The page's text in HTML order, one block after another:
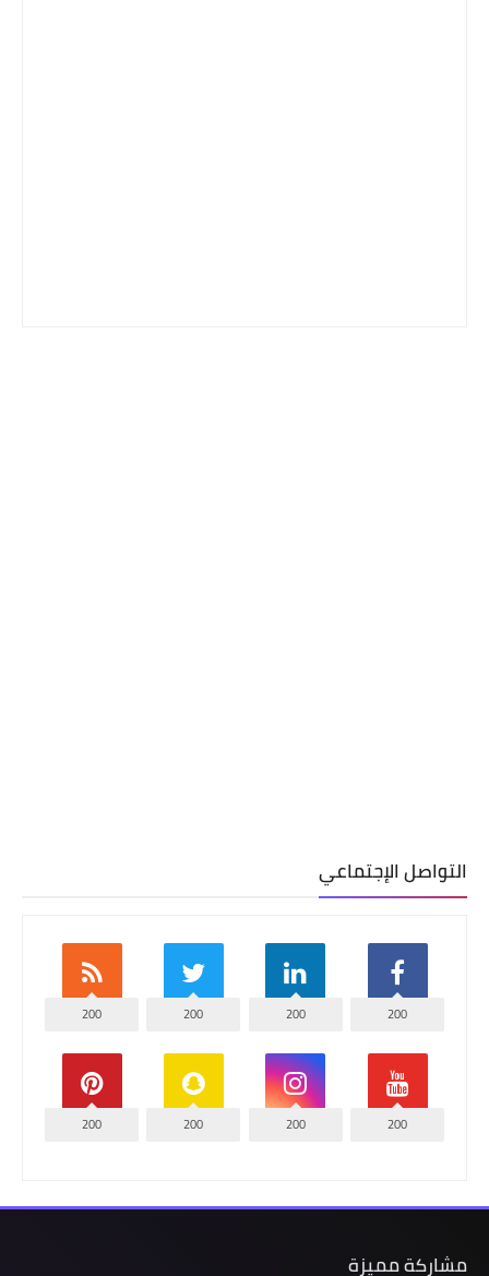
التواصل الإجتماعي
200
200
200
200
200
200
200
200
مشاركة مميزة